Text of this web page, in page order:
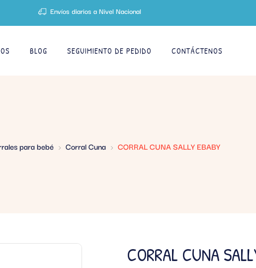
Envíos diarios a Nivel Nacional
BLOG SEGUIMIENTO DE PEDIDO CONTÁCTENOS
para bebé Corral Cuna CORRAL CUNA SALLY EBABY
CORRAL CUNA